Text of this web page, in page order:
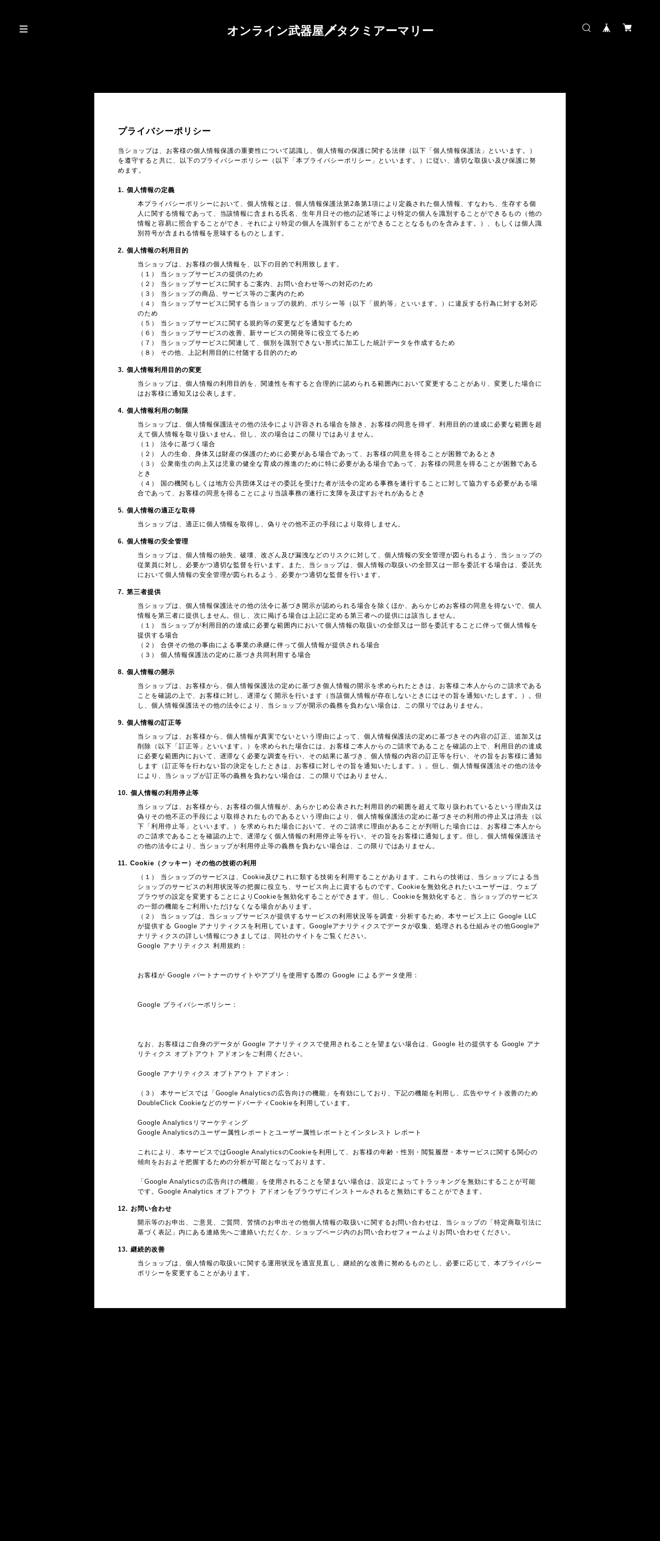
オンライン武器屋🗡タクミアーマリー
プライバシーポリシー
当ショップは、お客様の個人情報保護の重要性について認識し、個人情報の保護に関する法律（以下「個人情報保護法」といいます。）
を遵守すると共に、以下のプライバシーポリシー（以下「本プライバシーポリシー」といいます。）に従い、適切な取扱い及び保護に努
めます。
1. 個人情報の定義
本プライバシーポリシーにおいて、個人情報とは、個人情報保護法第2条第1項により定義された個人情報、すなわち、生存する個
人に関する情報であって、当該情報に含まれる氏名、生年月日その他の記述等により特定の個人を識別することができるもの（他の
情報と容易に照合することができ、それにより特定の個人を識別することができることとなるものを含みます。）、もしくは個人識
別符号が含まれる情報を意味するものとします。
2. 個人情報の利用目的
当ショップは、お客様の個人情報を、以下の目的で利用致します。
（１） 当ショップサービスの提供のため
（２） 当ショップサービスに関するご案内、お問い合わせ等への対応のため
（３） 当ショップの商品、サービス等のご案内のため
（４） 当ショップサービスに関する当ショップの規約、ポリシー等（以下「規約等」といいます。）に違反する行為に対する対応
のため
（５） 当ショップサービスに関する規約等の変更などを通知するため
（６） 当ショップサービスの改善、新サービスの開発等に役立てるため
（７） 当ショップサービスに関連して、個別を識別できない形式に加工した統計データを作成するため
（８） その他、上記利用目的に付随する目的のため
3. 個人情報利用目的の変更
当ショップは、個人情報の利用目的を、関連性を有すると合理的に認められる範囲内において変更することがあり、変更した場合に
はお客様に通知又は公表します。
4. 個人情報利用の制限
当ショップは、個人情報保護法その他の法令により許容される場合を除き、お客様の同意を得ず、利用目的の達成に必要な範囲を超
えて個人情報を取り扱いません。但し、次の場合はこの限りではありません。
（１） 法令に基づく場合
（２） 人の生命、身体又は財産の保護のために必要がある場合であって、お客様の同意を得ることが困難であるとき
（３） 公衆衛生の向上又は児童の健全な育成の推進のために特に必要がある場合であって、お客様の同意を得ることが困難である
とき
（４） 国の機関もしくは地方公共団体又はその委託を受けた者が法令の定める事務を遂行することに対して協力する必要がある場
合であって、お客様の同意を得ることにより当該事務の遂行に支障を及ぼすおそれがあるとき
5. 個人情報の適正な取得
当ショップは、適正に個人情報を取得し、偽りその他不正の手段により取得しません。
6. 個人情報の安全管理
当ショップは、個人情報の紛失、破壊、改ざん及び漏洩などのリスクに対して、個人情報の安全管理が図られるよう、当ショップの
従業員に対し、必要かつ適切な監督を行います。また、当ショップは、個人情報の取扱いの全部又は一部を委託する場合は、委託先
において個人情報の安全管理が図られるよう、必要かつ適切な監督を行います。
7. 第三者提供
当ショップは、個人情報保護法その他の法令に基づき開示が認められる場合を除くほか、あらかじめお客様の同意を得ないで、個人
情報を第三者に提供しません。但し、次に掲げる場合は上記に定める第三者への提供には該当しません。
（１） 当ショップが利用目的の達成に必要な範囲内において個人情報の取扱いの全部又は一部を委託することに伴って個人情報を
提供する場合
（２） 合併その他の事由による事業の承継に伴って個人情報が提供される場合
（３） 個人情報保護法の定めに基づき共同利用する場合
8. 個人情報の開示
当ショップは、お客様から、個人情報保護法の定めに基づき個人情報の開示を求められたときは、お客様ご本人からのご請求である
ことを確認の上で、お客様に対し、遅滞なく開示を行います（当該個人情報が存在しないときにはその旨を通知いたします。）。但
し、個人情報保護法その他の法令により、当ショップが開示の義務を負わない場合は、この限りではありません。
9. 個人情報の訂正等
当ショップは、お客様から、個人情報が真実でないという理由によって、個人情報保護法の定めに基づきその内容の訂正、追加又は
削除（以下「訂正等」といいます。）を求められた場合には、お客様ご本人からのご請求であることを確認の上で、利用目的の達成
に必要な範囲内において、遅滞なく必要な調査を行い、その結果に基づき、個人情報の内容の訂正等を行い、その旨をお客様に通知
します（訂正等を行わない旨の決定をしたときは、お客様に対しその旨を通知いたします。）。但し、個人情報保護法その他の法令
により、当ショップが訂正等の義務を負わない場合は、この限りではありません。
10. 個人情報の利用停止等
当ショップは、お客様から、お客様の個人情報が、あらかじめ公表された利用目的の範囲を超えて取り扱われているという理由又は
偽りその他不正の手段により取得されたものであるという理由により、個人情報保護法の定めに基づきその利用の停止又は消去（以
下「利用停止等」といいます。）を求められた場合において、そのご請求に理由があることが判明した場合には、お客様ご本人から
のご請求であることを確認の上で、遅滞なく個人情報の利用停止等を行い、その旨をお客様に通知します。但し、個人情報保護法そ
の他の法令により、当ショップが利用停止等の義務を負わない場合は、この限りではありません。
11. Cookie（クッキー）その他の技術の利用
（１） 当ショップのサービスは、Cookie及びこれに類する技術を利用することがあります。これらの技術は、当ショップによる当
ショップのサービスの利用状況等の把握に役立ち、サービス向上に資するものです。Cookieを無効化されたいユーザーは、ウェブ
ブラウザの設定を変更することによりCookieを無効化することができます。但し、Cookieを無効化すると、当ショップのサービス
の一部の機能をご利用いただけなくなる場合があります。
（２） 当ショップは、当ショップサービスが提供するサービスの利用状況等を調査・分析するため、本サービス上に Google LLC
が提供する Google アナリティクスを利用しています。Googleアナリティクスでデータが収集、処理される仕組みその他Googleア
ナリティクスの詳しい情報につきましては、同社のサイトをご覧ください。
Google アナリティクス 利用規約：
お客様が Google パートナーのサイトやアプリを使用する際の Google によるデータ使用：
Google プライバシーポリシー：
なお、お客様はご自身のデータが Google アナリティクスで使用されることを望まない場合は、Google 社の提供する Google アナ
リティクス オプトアウト アドオンをご利用ください。
Google アナリティクス オプトアウト アドオン：
（３） 本サービスでは「Google Analyticsの広告向けの機能」を有効にしており、下記の機能を利用し、広告やサイト改善のため
DoubleClick CookieなどのサードパーティCookieを利用しています。
Google Analyticsリマーケティング
Google Analyticsのユーザー属性レポートとユーザー属性レポートとインタレスト レポート
これにより、本サービスではGoogle AnalyticsのCookieを利用して、お客様の年齢・性別・閲覧履歴・本サービスに関する関心の
傾向をおおよそ把握するための分析が可能となっております。
「Google Analyticsの広告向けの機能」を使用されることを望まない場合は、設定によってトラッキングを無効にすることが可能
です。Google Analytics オプトアウト アドオンをブラウザにインストールされると無効にすることができます。
12. お問い合わせ
開示等のお申出、ご意見、ご質問、苦情のお申出その他個人情報の取扱いに関するお問い合わせは、当ショップの「特定商取引法に
基づく表記」内にある連絡先へご連絡いただくか、ショップページ内のお問い合わせフォームよりお問い合わせください。
13. 継続的改善
当ショップは、個人情報の取扱いに関する運用状況を適宜見直し、継続的な改善に努めるものとし、必要に応じて、本プライバシー
ポリシーを変更することがあります。